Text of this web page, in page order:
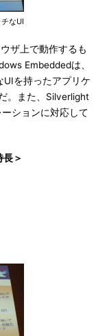
なUI
ザ上で動作するも
Embeddedは、
を持ったアプリケ
。また、Silverlight
ションに対応して
＞